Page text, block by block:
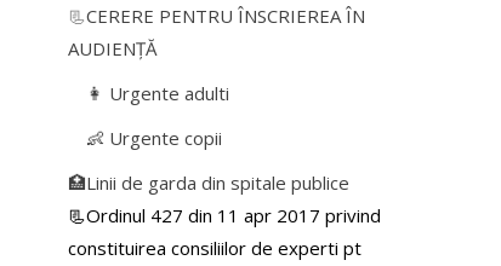
📃CERERE PENTRU ÎNSCRIEREA ÎN
AUDIENŢĂ
👩 Urgente adulti
👶 Urgente copii
🏥Linii de garda din spitale publice
📃Ordinul 427 din 11 apr 2017 privind
constituirea consiliilor de experti pt